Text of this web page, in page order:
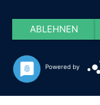
ABLEHNEN
Powered by